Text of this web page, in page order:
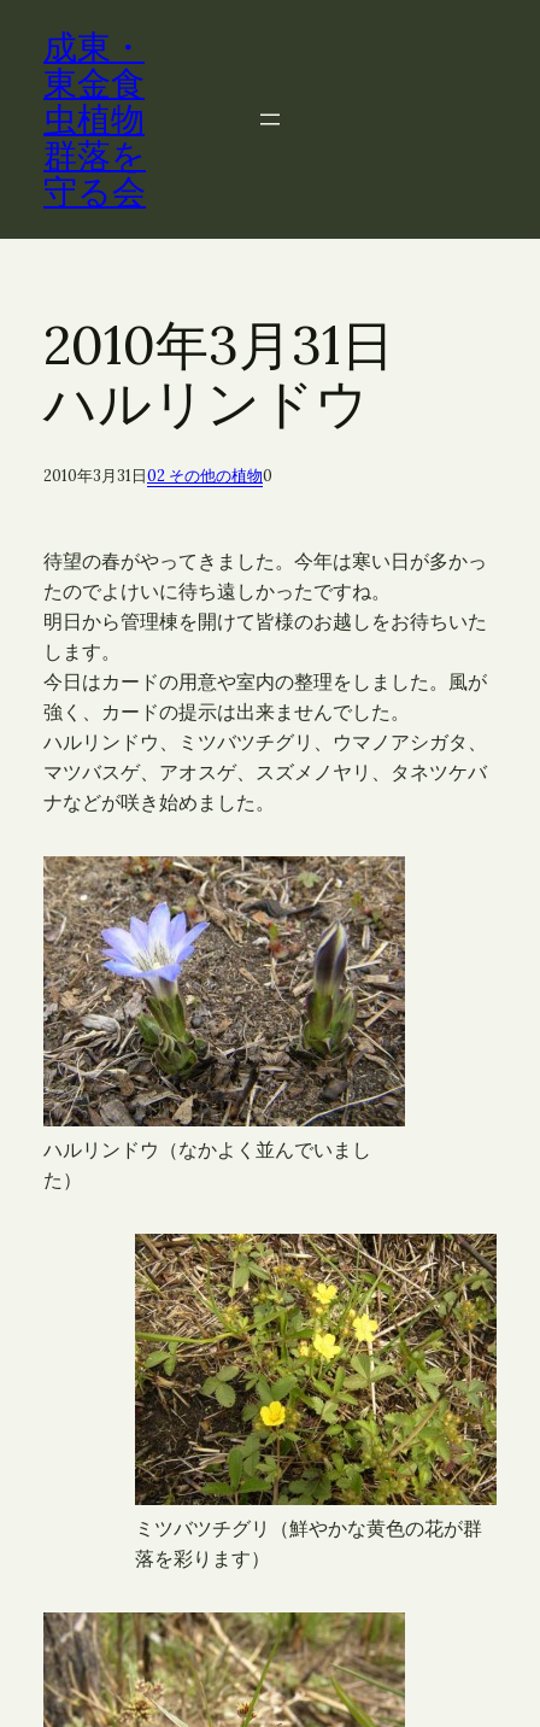
成東・
東金食
虫植物
群落を
守る会
2010年3月31日
ハルリンドウ
2010年3月31日02 その他の植物0
待望の春がやってきました。今年は寒い日が多かっ
たのでよけいに待ち遠しかったですね。
明日から管理棟を開けて皆様のお越しをお待ちいた
します。
今日はカードの用意や室内の整理をしました。風が
強く、カードの提示は出来ませんでした。
ハルリンドウ、ミツバツチグリ、ウマノアシガタ、
マツバスゲ、アオスゲ、スズメノヤリ、タネツケバ
ナなどが咲き始めました。
ハルリンドウ（なかよく並んでいまし
た）
ミツバツチグリ（鮮やかな黄色の花が群
落を彩ります）